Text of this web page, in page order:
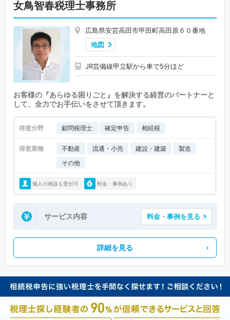
女鳥智春税理士事務所
広島県安芸高田市甲田町高田原６０番地
地図
JR芸備線甲立駅から車で5分ほど
お客様の『あらゆる困りごと』を解決する経営のパートナーと
して、全力でお手伝いをさせて頂きます。
得意分野 顧問税理士 確定申告 相続税
得意業種 不動産 流通・小売 建設・建築
製造
その他
個人の相談も受付可 料金・事例あり
サービス内容 料金・事例を見る
詳細を見る